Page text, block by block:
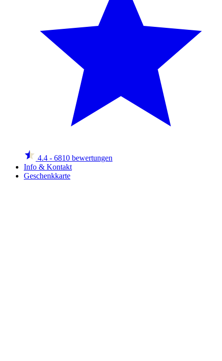
4.4 - 6810 bewertungen
Info & Kontakt
Geschenkkarte